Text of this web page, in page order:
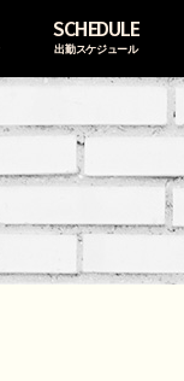
SCHEDULE
出勤スケジュール